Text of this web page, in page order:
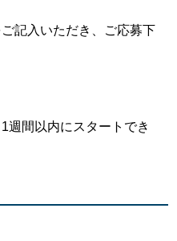
記入いただき、ご応募下
週間以内にスタートでき